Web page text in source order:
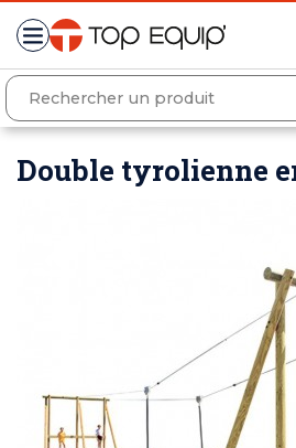
Double tyrolienne